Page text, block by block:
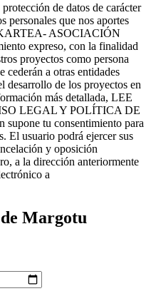
de datos de carácter
personales que nos aportes
ASOCIACIÓN
expreso, con la finalidad
proyectos como persona
cederán a otras entidades
desarrollo de los proyectos en
más detallada, LEE
LEGAL Y POLÍTICA DE
tu consentimiento para
El usuario podrá ejercer sus
y oposición
a la dirección anteriormente
a
Margotu